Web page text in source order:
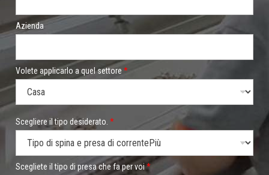
p
p
*
Azienda
Volete applicarlo a quel settore *
Scegliere il tipo desiderato. *
Scegliete il tipo di presa che fa per voi*